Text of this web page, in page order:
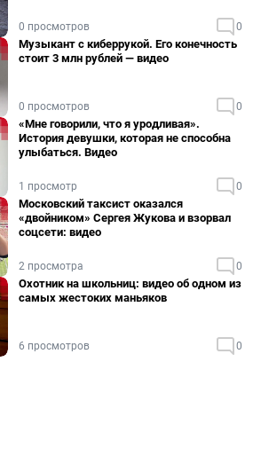
0 просмотров 0
Музыкант с киберрукой. Его конечность
стоит 3 млн рублей — видео
0 просмотров 0
«Мне говорили, что я уродливая».
История девушки, которая не способна
улыбаться. Видео
1 просмотр 0
Московский таксист оказался
«двойником» Сергея Жукова и взорвал
соцсети: видео
2 просмотра 0
Охотник на школьниц: видео об одном из
самых жестоких маньяков
6 просмотров 0